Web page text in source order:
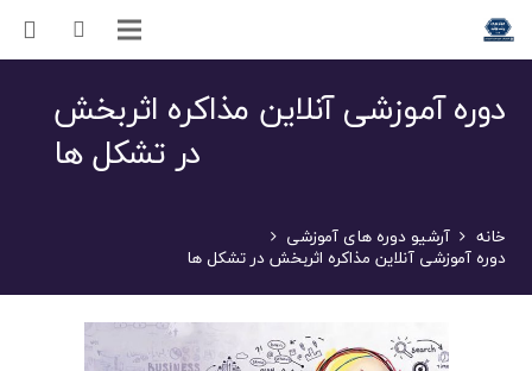
دوره آموزشی آنلاین مذاکره اثربخش
در تشکل ها
خانه آرشیو دوره های آموزشی
دوره آموزشی آنلاین مذاکره اثربخش در تشکل ها